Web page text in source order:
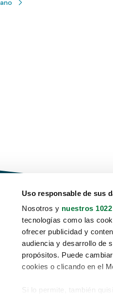
Uso responsable de sus
Nosotros y nuestros
tecnologías como las
ofrecer publicidad y
audiencia y desarrollo de
propósitos. Puede
cookies o clicando en el
Si lo permite, también